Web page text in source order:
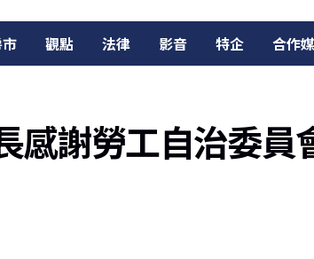
觀點 法律 影音 特企 合作
感謝勞工自治委